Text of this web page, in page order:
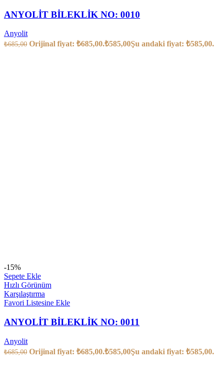
ANYOLİT BİLEKLİK NO: 0010
Anyolit
₺685,00 Orijinal fiyat: ₺685,00.₺585,00Şu andaki fiyat: ₺585,00.
-15%
Sepete Ekle
Hızlı Görünüm
Karşılaştırma
Favori Listesine Ekle
ANYOLİT BİLEKLİK NO: 0011
Anyolit
₺685,00 Orijinal fiyat: ₺685,00.₺585,00Şu andaki fiyat: ₺585,00.